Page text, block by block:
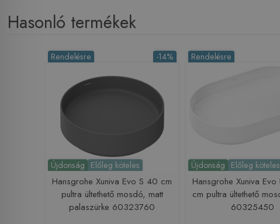
Hasonló termékek
Újdonság Előleg köteles
-14%
Rendelésre
Hansgrohe Xuniva Evo S 40 cm
pultra ültethető mosdó, matt
palaszürke 60323760
Újdonság Előleg köteles
Rendelésre
Hansgrohe Xuniva
cm pultra ültethető
60325450